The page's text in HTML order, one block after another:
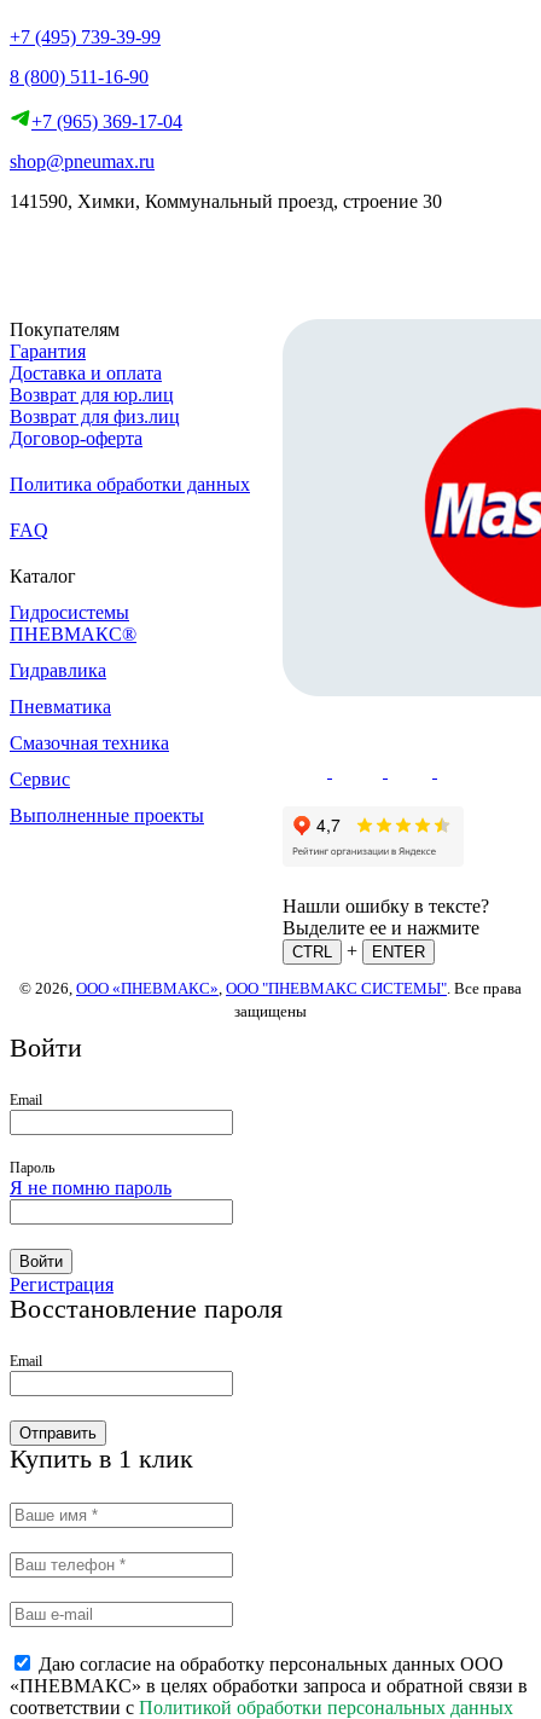
+7 (495) 739-39-99
8 (800) 511-16-90
+7 (965) 369-17-04
shop@pneumax.ru
141590, Химки, Коммунальный проезд, строение 30
Покупателям
Гарантия
Доставка и оплата
Возврат для юр.лиц
Возврат для физ.лиц
Договор-оферта
Политика обработки данных
FAQ
Каталог
Гидросистемы
ПНЕВМАКС®
Гидравлика
Пневматика
Смазочная техника
Сервис
Выполненные проекты
Нашли ошибку в тексте?
Выделите ее и нажмите
CTRL +
ENTER
© 2026, ООО «ПНЕВМАКС», ООО "ПНЕВМАКС СИСТЕМЫ". Все права
защищены
Войти
Email
Пароль
Я не помню пароль
Войти
Регистрация
Восстановление пароля
Email
Отправить
Купить в 1 клик
Даю согласие на обработку персональных данных ООО
«ПНЕВМАКС» в целях обработки запроса и обратной связи в
соответствии с Политикой обработки персональных данных